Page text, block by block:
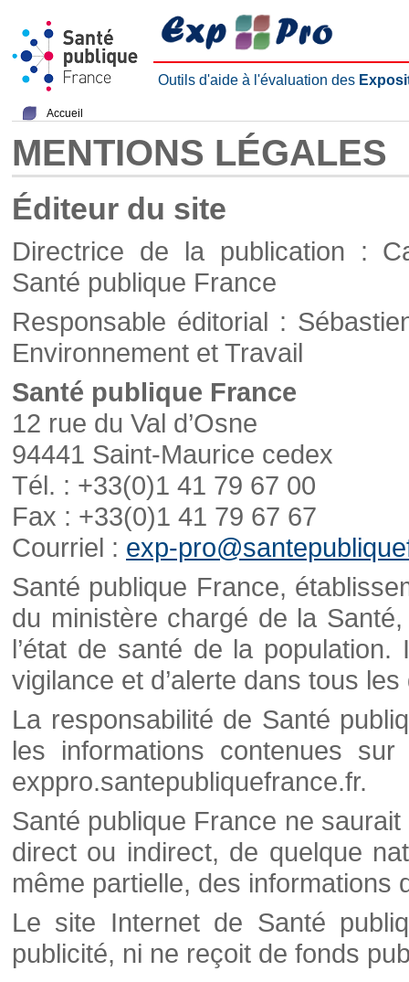
Outils d'aide à l'évaluation des
Accueil
MENTIONS LÉGALES
Éditeur du site
Directrice de la publication :
Santé publique France
Responsable éditorial :
Environnement et Travail
Santé publique France
12 rue du Val d’Osne
94441 Saint-Maurice cedex
Tél. : +33(0)1 41 79 67 00
Fax : +33(0)1 41 79 67 67
Courriel : exp-
Santé publique France,
du ministère chargé de la
l’état de santé de la
vigilance et d’alerte dans tous
La responsabilité de Santé
les informations contenues
exppro.santepubliquefrance.fr.
Santé publique France ne
direct ou indirect, de quelque
même partielle, des informations
Le site Internet de Santé
publicité, ni ne reçoit de fonds